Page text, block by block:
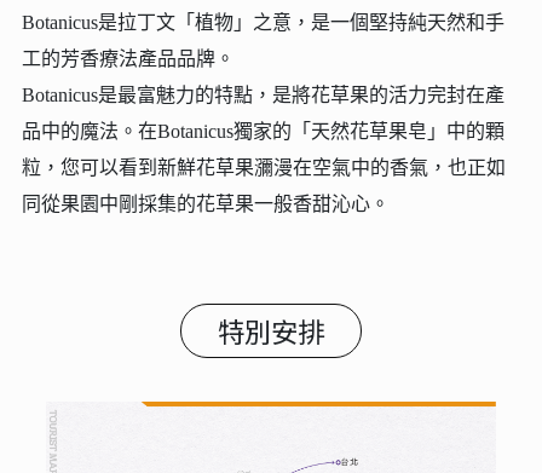
Botanicus是拉丁文「植物」之意，是一個堅持純天然和手
工的芳香療法產品品牌。
Botanicus是最富魅力的特點，是將花草果的活力完封在產
品中的魔法。在Botanicus獨家的「天然花草果皂」中的顆
粒，您可以看到新鮮花草果瀰漫在空氣中的香氣，也正如
同從果園中剛採集的花草果一般香甜沁心。
特別安排